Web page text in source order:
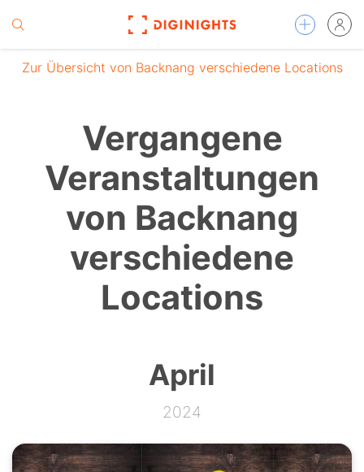
Zur Übersicht von Backnang verschiedene Locations
Vergangene
Veranstaltungen
von Backnang
verschiedene
Locations
April
2024